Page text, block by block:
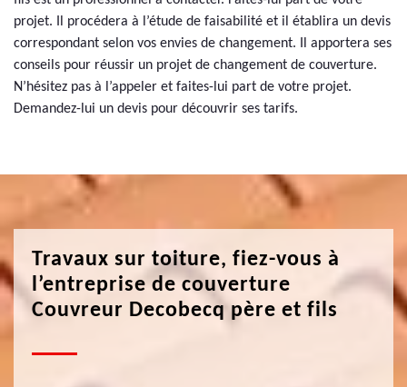
projet. Il procédera à l’étude de faisabilité et il établira un devis
correspondant selon vos envies de changement. Il apportera ses
conseils pour réussir un projet de changement de couverture.
N’hésitez pas à l’appeler et faites-lui part de votre projet.
Demandez-lui un devis pour découvrir ses tarifs.
Travaux sur toiture, fiez-vous à
l’entreprise de couverture
Couvreur Decobecq père et fils